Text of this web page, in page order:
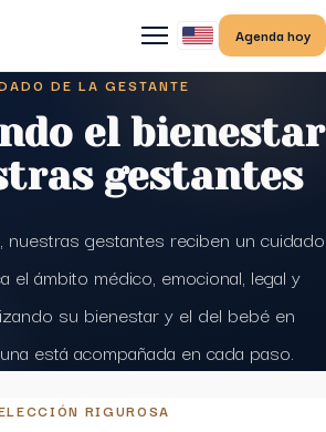
Agenda hoy
DE LA GESTANTE
el bienestar
gestantes
nuestras gestantes reciben un cuidado
el ámbito médico, emocional, legal y
su bienestar y el del bebé en
está acompañada en cada paso.
RIGUROSA